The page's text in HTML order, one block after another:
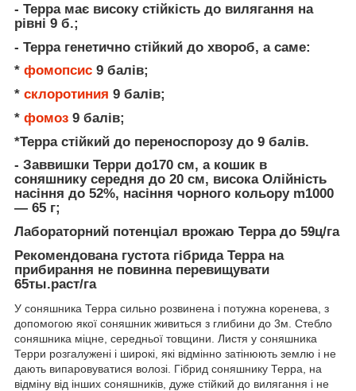
- Терра має високу стійкість до вилягання на
рівні 9 б.;
- Терра генетично стійкий до хвороб, а саме:
* фомопсис 9 балів;
* склоротиния 9 балів;
* фомоз 9 балів;
*Терра стійкий до переноспорозу до 9 балів.
- Заввишки Терри до170 см, а кошик в
соняшнику середня до 20 см, висока Олійність
насіння до 52%, насіння чорного кольору m1000
— 65 г;
Лабораторний потенціал врожаю Терра до 59ц/га
Рекомендована густота гібрида Терра на
прибирання не повинна перевищувати
65ты.раст/га
У соняшника Терра сильно розвинена і потужна коренева, з
допомогою якої соняшник живиться з глибини до 3м. Стебло
соняшника міцне, середньої товщини. Листя у соняшника
Терри розгалужені і широкі, які відмінно затінюють землю і не
дають випаровуватися волозі. Гібрид соняшнику Терра, на
відміну від інших соняшників, дуже стійкий до вилягання і не